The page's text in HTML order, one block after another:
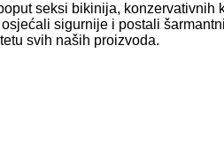
seksi bikinija, konzervativnih
sigurnije i postali
svih naših proizvoda.